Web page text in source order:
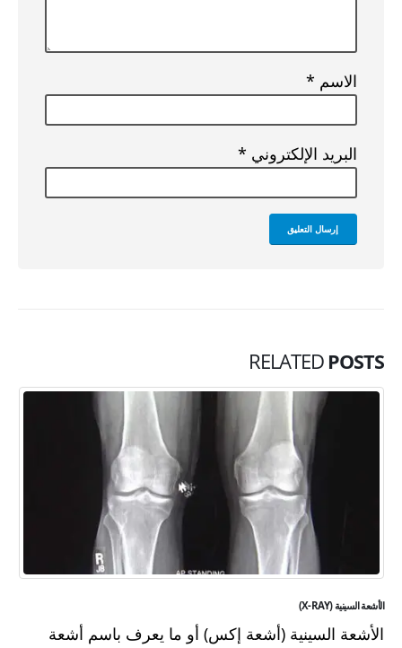
الاسم *
البريد الإلكتروني *
RELATED POSTS
الأشعة السينية (X-RAY)
الأشعة السينية (أشعة إكس) أو ما يعرف باسم أشعة